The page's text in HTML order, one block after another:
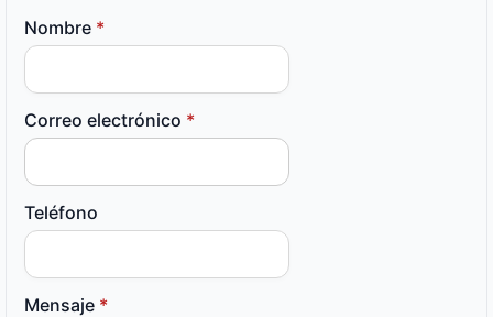
Nombre *
Correo electrónico *
Teléfono
Mensaje *